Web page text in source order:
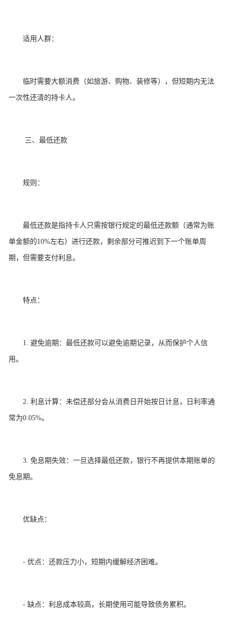
适用人群：
临时需要大额消费（如旅游、购物、装修等），但短期内无法
一次性还清的持卡人。
三、最低还款
规则：
最低还款是指持卡人只需按银行规定的最低还款额（通常为账
单金额的10%左右）进行还款，剩余部分可推迟到下一个账单周
期，但需要支付利息。
特点：
1. 避免逾期：最低还款可以避免逾期记录，从而保护个人信
用。
2. 利息计算：未偿还部分会从消费日开始按日计息，日利率通
常为0.05%。
3. 免息期失效：一旦选择最低还款，银行不再提供本期账单的
免息期。
优缺点：
- 优点：还款压力小，短期内缓解经济困难。
- 缺点：利息成本较高，长期使用可能导致债务累积。